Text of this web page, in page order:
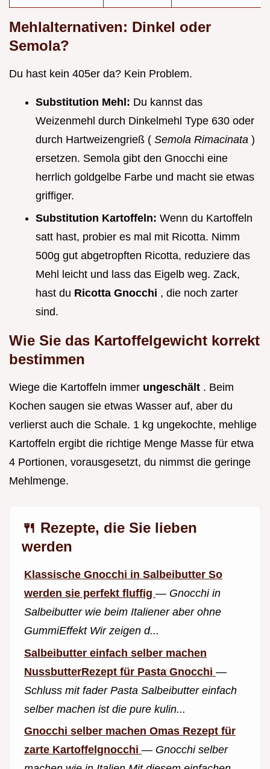
Mehlalternativen: Dinkel oder
Semola?
Du hast kein 405er da? Kein Problem.
Substitution Mehl: Du kannst das
Weizenmehl durch Dinkelmehl Type 630 oder
durch Hartweizengrieß ( Semola Rimacinata )
ersetzen. Semola gibt den Gnocchi eine
herrlich goldgelbe Farbe und macht sie etwas
griffiger.
Substitution Kartoffeln: Wenn du Kartoffeln
satt hast, probier es mal mit Ricotta. Nimm
500g gut abgetropften Ricotta, reduziere das
Mehl leicht und lass das Eigelb weg. Zack,
hast du Ricotta Gnocchi , die noch zarter
sind.
Wie Sie das Kartoffelgewicht korrekt
bestimmen
Wiege die Kartoffeln immer ungeschält . Beim
Kochen saugen sie etwas Wasser auf, aber du
verlierst auch die Schale. 1 kg ungekochte, mehlige
Kartoffeln ergibt die richtige Menge Masse für etwa
4 Portionen, vorausgesetzt, du nimmst die geringe
Mehlmenge.
🍴 Rezepte, die Sie lieben
werden
Klassische Gnocchi in Salbeibutter So
werden sie perfekt fluffig — Gnocchi in
Salbeibutter wie beim Italiener aber ohne
GummiEffekt Wir zeigen d...
Salbeibutter einfach selber machen
NussbutterRezept für Pasta Gnocchi —
Schluss mit fader Pasta Salbeibutter einfach
selber machen ist die pure kulin...
Gnocchi selber machen Omas Rezept für
zarte Kartoffelgnocchi — Gnocchi selber